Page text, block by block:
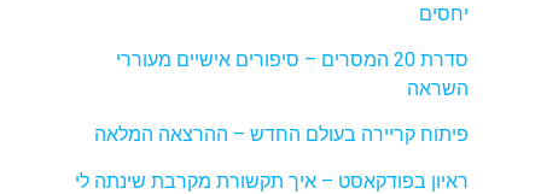
יחסים
סדרת 20 המסרים – סיפורים אישיים מעוררי
השראה
פיתוח קריירה בעולם החדש – ההרצאה המלאה
ראיון בפודקאסט – איך תקשורת מקרבת שינתה לי